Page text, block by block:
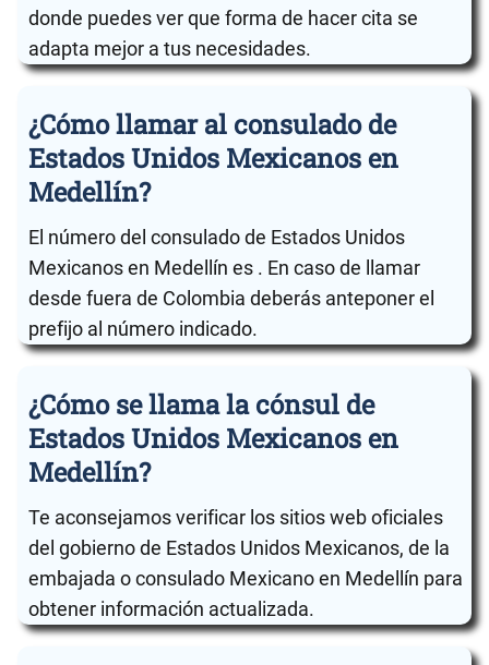
donde puedes ver que forma de hacer cita se
adapta mejor a tus necesidades.
¿Cómo llamar al consulado de
Estados Unidos Mexicanos en
Medellín?
El número del consulado de Estados Unidos
Mexicanos en Medellín es . En caso de llamar
desde fuera de Colombia deberás anteponer el
prefijo al número indicado.
¿Cómo se llama la cónsul de
Estados Unidos Mexicanos en
Medellín?
Te aconsejamos verificar los sitios web oficiales
del gobierno de Estados Unidos Mexicanos, de la
embajada o consulado Mexicano en Medellín para
obtener información actualizada.